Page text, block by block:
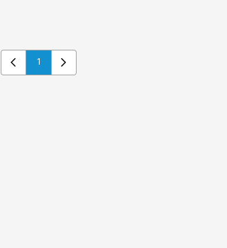
Previous
1 Next